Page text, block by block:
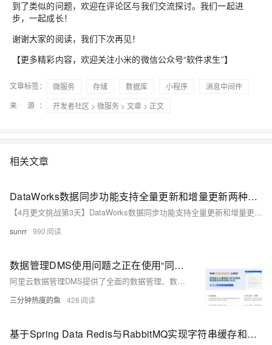
到了类似的问题，欢迎在评论区与我们交流探讨。我们一起进
步，一起成长！
谢谢大家的阅读，我们下次再见！
【更多精彩内容，欢迎关注小米的微信公众号“软件求生”】
文章标签： 微服务 存储 数据库 小程序
消息中间件
来 源：
开发者社区 > 微服务 > 文章 > 正文
相关文章
DataWorks数据同步功能支持全量更新和增量更新两种方式
【4月更文挑战第3天】DataWorks数据同步功能支持全量更新和增量更新两种方式
sunrr 990
数据管理DMS使用问题之正在使用“同步表”功能，如何设置数据同步的过期时间
阿里云数据管理DMS提供了全面的数据管理、数据库运维、数据安全、数据迁移与同步等功能，助力企业高效、安全地进行数据库管理和运维工作。以下是DMS产品使用合集的详细介绍。
三分钟热度的鱼 428
基于Spring Data Redis与RabbitMQ实现字符串缓存和计数功能（数据同步）